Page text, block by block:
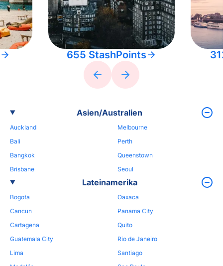
655 StashPoints
Asien/Australien
Auckland
Bali
Bangkok
Brisbane
Melbourne
Perth
Queenstown
Seoul
Lateinamerika
Bogota
Cancun
Cartagena
Guatemala City
Lima
Oaxaca
Panama City
Quito
Rio de Janeiro
Santiago